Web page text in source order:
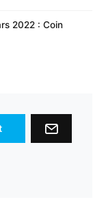
2022 : Coin